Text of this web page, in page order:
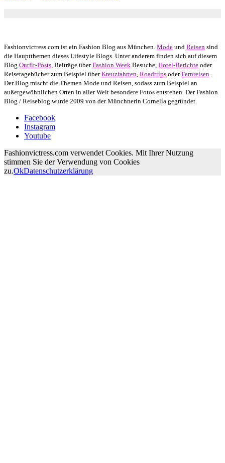
Fashionvictress.com ist ein Fashion Blog aus München. Mode und Reisen sind
die Hauptthemen dieses Lifestyle Blogs. Unter anderem finden sich auf diesem
Blog Outfit-Posts , Beiträge überFashion Week Besuche, Hotel-Berichte oder
Reisetagebücher zum Beispiel überKreuzfahrten Roadtrips oderFernreisen
Der Blog mischt die Themen Mode und Reisen, sodass zum Beispiel an
außergewöhnlichen Orten in aller Welt besondere Fotos entstehen. Der Fashion
Blog / Reiseblog wurde 2009 von der Münchnerin Cornelia gegründet.
Facebook
Instagram
Youtube
Fashionvictress.com verwendet Cookies. Mit Ihrer Nutzung
stimmen Sie der Verwendung von Cookies
zu.OkDatenschutzerklärung